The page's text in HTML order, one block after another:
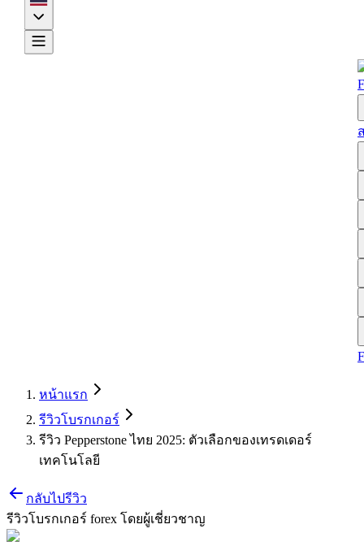
หน้าแรก
รีวิวโบรกเกอร์
รีวิว Pepperstone ไทย 2025: ตัวเลือกของเทรดเดอร์
เทคโนโลยี
กลับไปรีวิว
รีวิวโบรกเกอร์ forex โดยผู้เชี่ยวชาญ